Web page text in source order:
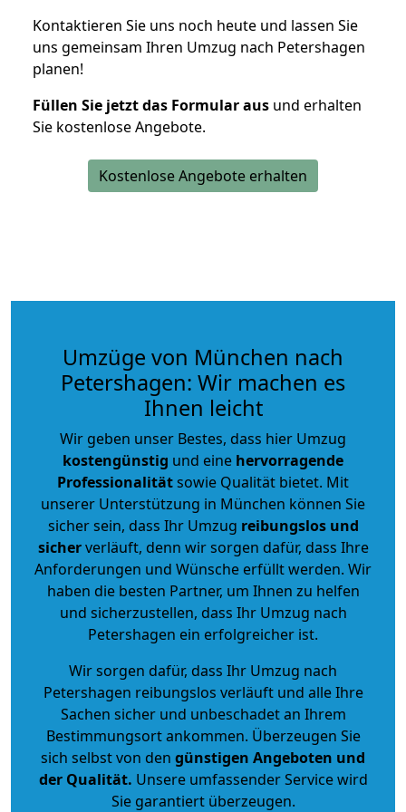
Kontaktieren Sie uns noch heute und lassen Sie
uns gemeinsam Ihren Umzug nach Petershagen
planen!
Füllen Sie jetzt das Formular aus und erhalten
Sie kostenlose Angebote.
Kostenlose Angebote erhalten
Umzüge von München nach
Petershagen: Wir machen es
Ihnen leicht
Wir geben unser Bestes, dass hier Umzug
kostengünstig und eine hervorragende
Professionalitätsowie Qualität bietet. Mit
unserer Unterstützung in München können Sie
sicher sein, dass Ihr Umzug reibungslos und
sicherverläuft, denn wir sorgen dafür, dass Ihre
Anforderungen und Wünsche erfüllt werden. Wir
haben die besten Partner, um Ihnen zu helfen
und sicherzustellen, dass Ihr Umzug nach
Petershagen ein erfolgreicher ist.
Wir sorgen dafür, dass Ihr Umzug nach
Petershagen reibungslos verläuft und alle Ihre
Sachen sicher und unbeschadet an Ihrem
Bestimmungsort ankommen. Überzeugen Sie
sich selbst von den günstigen Angeboten und
der Qualität. Unsere umfassender Service wird
Sie garantiert überzeugen.